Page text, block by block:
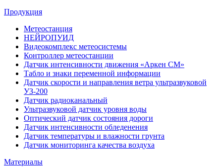
Продукция
Метеостанция
НЕЙРОПУИД
Видеокомплекс метеосистемы
Контроллер метеостанции
Датчик интенсивности движения «Аркен СМ»
Табло и знаки переменной информации
Датчик скорости и направления ветра ультразвуковой
УЗ-200
Датчик радиоканальный
Ультразвуковой датчик уровня воды
Оптический датчик состояния дороги
Датчик интенсивности обледенения
Датчик температуры и влажности грунта
Датчик мониторинга качества воздуха
Материалы